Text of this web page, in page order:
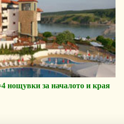
нощувки за началото и края